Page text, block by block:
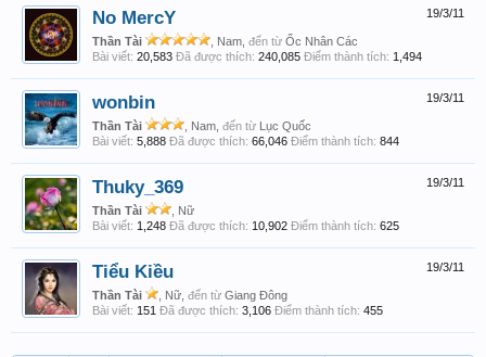
19/3/11
No MercY
Thần Tài , Nam, đến từ Ốc Nhân Các
Bài viết: 20,583 Đã được thích: 240,085 Điểm thành tích: 1,494
19/3/11
wonbin
Thần Tài , Nam, đến từ Lục Quốc
Bài viết: 5,888 Đã được thích: 66,046 Điểm thành tích: 844
19/3/11
Thuky_369
Thần Tài
, Nữ
Bài viết: 1,248 Đã được thích: 10,902 Điểm thành tích: 625
19/3/11
Tiểu Kiều
Thần Tài , Nữ, đến từ Giang Đông
Bài viết: 151 Đã được thích: 3,106 Điểm thành tích: 455